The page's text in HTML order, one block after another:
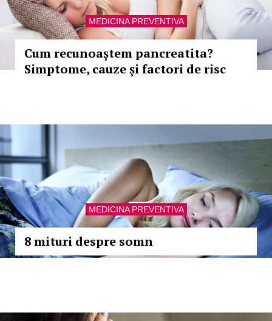
MEDICINA PREVENTIVA
Cum recunoaștem pancreatita?
Simptome, cauze și factori de risc
MEDICINA PREVENTIVA
8 mituri despre somn